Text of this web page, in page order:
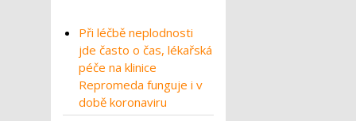
Při léčbě neplodnosti
jde často o čas, lékařská
péče na klinice
Repromeda funguje i v
době koronaviru